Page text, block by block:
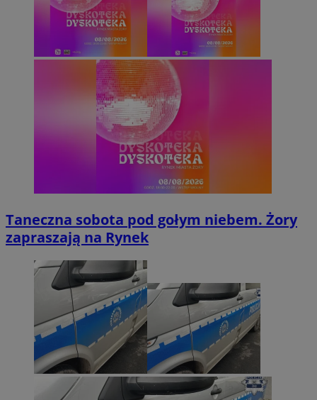
Taneczna sobota pod gołym niebem. Żory
zapraszają na Rynek